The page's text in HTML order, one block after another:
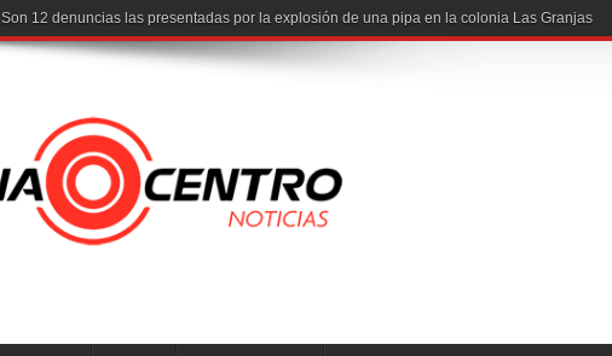
Son 12 denuncias las presentadas por la explosión de una pipa en la colonia Las Granjas